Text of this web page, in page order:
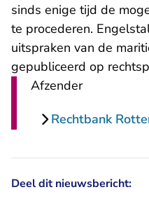
sinds enige tijd de
te procederen.
uitspraken van de
gepubliceerd op
Afzender
Rechtbank
Deel dit nieuwsbericht: